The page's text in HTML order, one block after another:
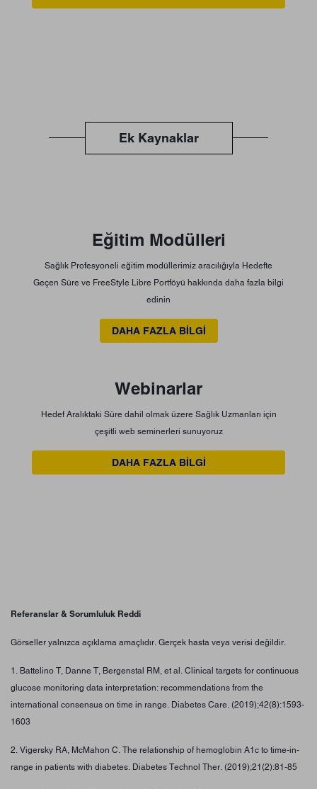
Ek Kaynaklar
Eğitim Modülleri
Sağlık Profesyoneli eğitim modüllerimiz aracılığıyla Hedefte
Geçen Süre ve FreeStyle Libre Portföyü hakkında daha fazla bilgi
edinin
DAHA FAZLA BİLGİ
Webinarlar
Hedef Aralıktaki Süre dahil olmak üzere Sağlık Uzmanları için
çeşitli web seminerleri sunuyoruz
DAHA FAZLA BİLGİ
Referanslar & Sorumluluk Reddi
Görseller yalnızca açıklama amaçlıdır. Gerçek hasta veya verisi değildir.
1. Battelino T, Danne T, Bergenstal RM, et al. Clinical targets for continuous
glucose monitoring data interpretation: recommendations from the
international consensus on time in range. Diabetes Care. (2019);42(8):1593-
1603
2. Vigersky RA, McMahon C. The relationship of hemoglobin A1c to time-in-
range in patients with diabetes. Diabetes Technol Ther. (2019);21(2):81-85